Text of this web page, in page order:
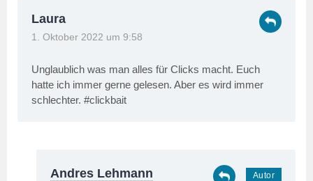
Laura
1. Oktober 2022 um 9:58
Unglaublich was man alles für Clicks macht. Euch
hatte ich immer gerne gelesen. Aber es wird immer
schlechter. #clickbait
Andres Lehmann